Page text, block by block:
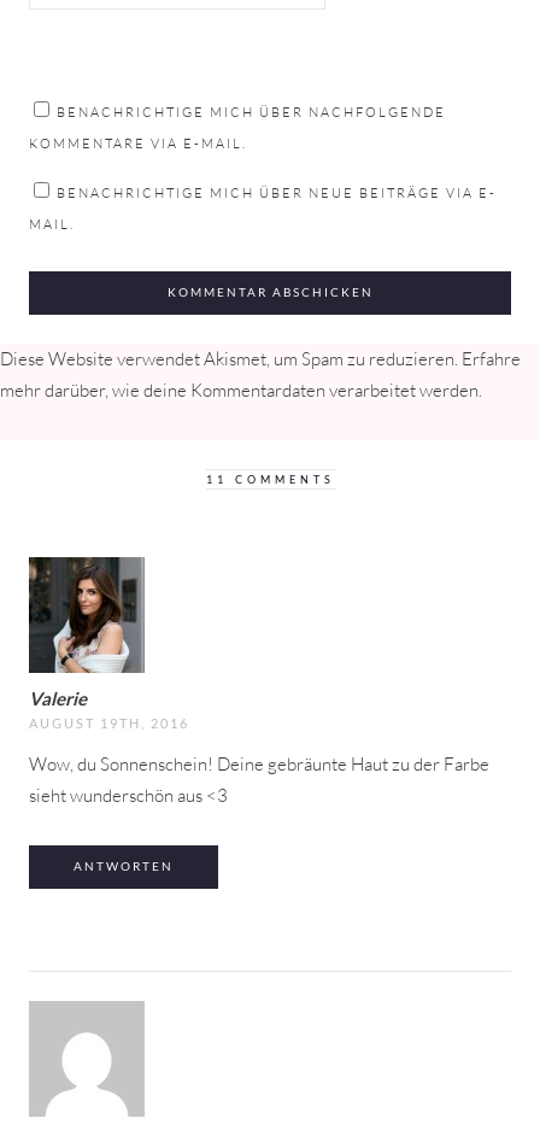
BENACHRICHTIGE MICH ÜBER NACHFOLGENDE
KOMMENTARE VIA E-MAIL.
BENACHRICHTIGE MICH ÜBER NEUE BEITRÄGE VIA E-
MAIL.
Diese Website verwendet Akismet, um Spam zu reduzieren. Erfahre
mehr darüber, wie deine Kommentardaten verarbeitet werden.
11 COMMENTS
Valerie
AUGUST 19TH, 2016
Wow, du Sonnenschein! Deine gebräunte Haut zu der Farbe
sieht wunderschön aus <3
ANTWORTEN